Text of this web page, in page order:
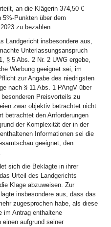
an die Klägerin 374,50 €
Punkten über dem
zu bezahlen.
Landgericht insbesondere aus,
Unterlassungsanspruch
§ 5 Abs. 2 Nr. 2 UWG ergebe,
Werbung geeignet sei, im
zur Angabe des niedrigsten
nach § 11 Abs. 1 PAngV über
Preisvorteils zu
zwar objektiv betrachtet nicht
betrachtet den Anforderungen
der Komplexität der in der
Informationen sei die
geeignet, den
sich die Beklagte in ihrer
Urteil des Landgerichts
Klage abzuweisen. Zur
insbesondere aus, dass das
zugesprochen habe, als diese
im Antrag enthaltene
einen aufgrund seiner